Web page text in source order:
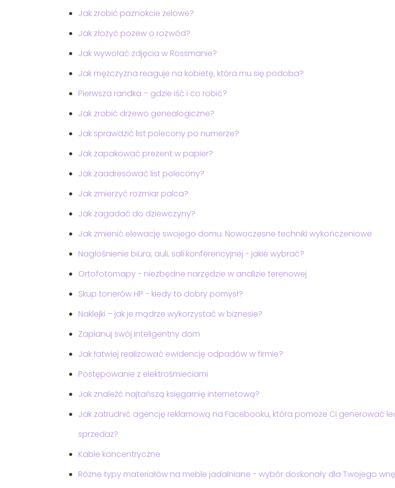
Jak zrobić paznokcie żelowe?
Jak złożyć pozew o rozwód?
Jak wywołać zdjęcia w Rossmanie?
Jak mężczyzna reaguje na kobietę, która mu się podoba?
Pierwsza randka – gdzie iść i co robić?
Jak zrobić drzewo genealogiczne?
Jak sprawdzić list polecony po numerze?
Jak zapakować prezent w papier?
Jak zaadresować list polecony?
Jak zmierzyć rozmiar palca?
Jak zagadać do dziewczyny?
Jak zmienić elewację swojego domu. Nowoczesne techniki wykończeniowe
Nagłośnienie biura, auli, sali konferencyjnej - jakie wybrać?
Ortofotomapy - niezbędne narzędzie w analizie terenowej
Skup tonerów HP - kiedy to dobry pomysł?
Naklejki – jak je mądrze wykorzystać w biznesie?
Zaplanuj swój inteligentny dom
Jak łatwiej realizować ewidencję odpadów w firmie?
Postępowanie z elektrośmieciami
Jak znaleźć najtańszą księgarnię internetową?
Jak zatrudnić agencję reklamową na Facebooku, która pomoże Ci generować
sprzedaż?
Kable koncentryczne
Różne typy materiałów na meble jadalniane - wybór doskonały dla Twojego